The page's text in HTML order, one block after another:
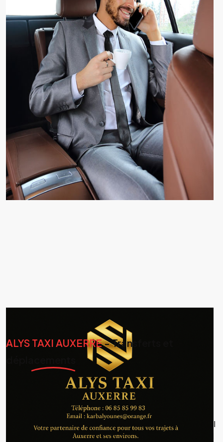
ALYS TAXI AUXERRE- Transferts et
🚖 ALYS TAXI AUXERRE – Votre taxi
à Auxerre et ses environs
Besoin d’un taxi fiable et ponctuel à Auxerre ? ALYS TAXI
met à votre service un chauffeur professionnel